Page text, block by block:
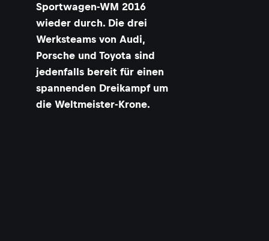
Sportwagen-WM 2016
wieder durch. Die drei
Werksteams von Audi,
Porsche und Toyota sind
jedenfalls bereit für einen
spannenden Dreikampf um
die Weltmeister-Krone.